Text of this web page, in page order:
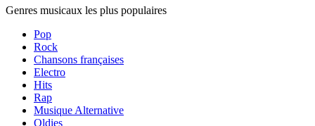
Genres musicaux les plus populaires
Pop
Rock
Chansons françaises
Electro
Hits
Rap
Musique Alternative
Oldies